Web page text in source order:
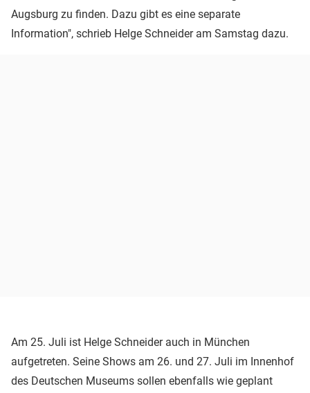
Augsburg zu finden. Dazu gibt es eine separate
Information", schrieb Helge Schneider am Samstag dazu.
Am 25. Juli ist Helge Schneider auch in München
aufgetreten. Seine Shows am 26. und 27. Juli im Innenhof
des Deutschen Museums sollen ebenfalls wie geplant